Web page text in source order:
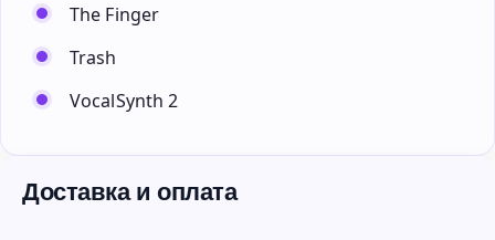
The Finger
Trash
VocalSynth 2
Доставка и оплата